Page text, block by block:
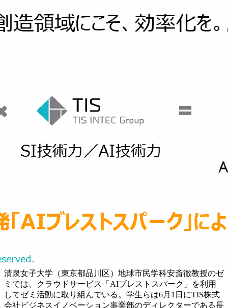
清泉女子大学（東京都品川区）地球市民学科安斎徹教授のゼ
ミでは、クラウドサービス「AIブレストスパーク」を利用
してゼミ活動に取り組んでいる。学生らは6月1日にTIS株式
会社ビジネスイノベーション事業部のディレクターである長